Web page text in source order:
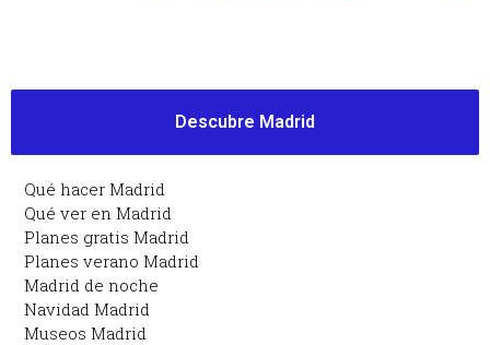
Descubre Madrid
Qué hacer Madrid
Qué ver en Madrid
Planes gratis Madrid
Planes verano Madrid
Madrid de noche
Navidad Madrid
Museos Madrid